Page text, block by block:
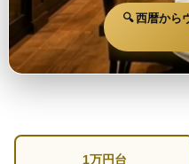
🔍 西暦から
1万円台